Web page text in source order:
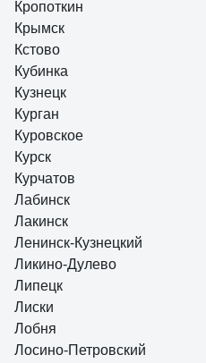
Кропоткин
Крымск
Кстово
Кубинка
Кузнецк
Курган
Куровское
Курск
Курчатов
Лабинск
Лакинск
Ленинск-Кузнецкий
Ликино-Дулево
Липецк
Лиски
Лобня
Лосино-Петровский